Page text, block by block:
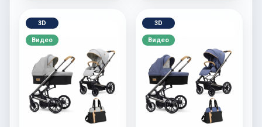
3D
Видео
3D
Видео